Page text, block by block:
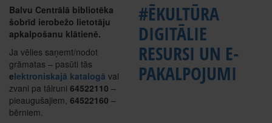
Balvu Centrālā bibliotēka
šobrīd ierobežo lietotāju
apkalpošanu klātienē.
Ja vēlies saņemt/nodot
grāmatas – pasūti tās
elektroniskajā katalogā vai
zvani pa tālruni 64522110 –
pieaugušajiem, 64522160 –
bērniem.
#ĒKULTŪRA
DIGITĀLIE
RESURSI UN E-
PAKALPOJUMI